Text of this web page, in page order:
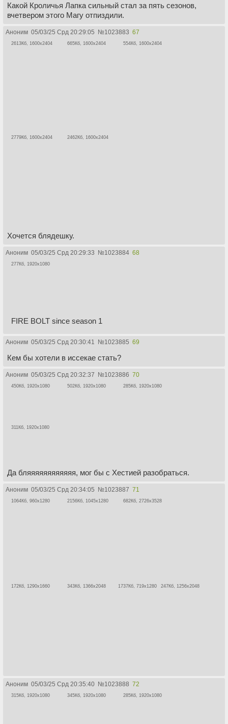
Какой Кроличья Лапка сильный стал за пять сезонов,
вчетвером этого Магу отпиздили.
Аноним 05/03/25 Срд 20:29:05 №1023883 67
2613Кб, 1600x2404 665Кб, 1600x2404 554Кб, 1600x2404
2779Кб, 1600x2404 2462Кб, 1600x2404
Хочется блядешку.
Аноним 05/03/25 Срд 20:29:33 №1023884 68
277Кб, 1920x1080
FIRE BOLT since season 1
Аноним 05/03/25 Срд 20:30:41 №1023885 69
Кем бы хотели в иссекае стать?
Аноним 05/03/25 Срд 20:32:37 №1023886 70
450Кб, 1920x1080 502Кб, 1920x1080 285Кб, 1920x1080
311Кб, 1920x1080
Да бляяяяяяяяяяяя, мог бы с Хестией разобраться.
Аноним 05/03/25 Срд 20:34:05 №1023887 71
1064Кб, 960x1280 2156Кб, 1045x1280 682Кб, 2726x3528
172Кб, 1290x1660 343Кб, 1366x2048 1737Кб, 719x1280 247Кб, 1256x2048
Аноним 05/03/25 Срд 20:35:40 №1023888 72
315Кб, 1920x1080 345Кб, 1920x1080 285Кб, 1920x1080